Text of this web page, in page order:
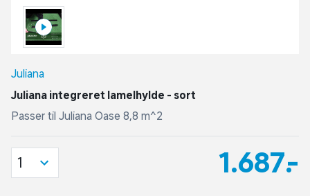
Juliana
Juliana integreret lamelhylde - sort
Passer til Juliana Oase 8,8 m^2
1.687,-
1